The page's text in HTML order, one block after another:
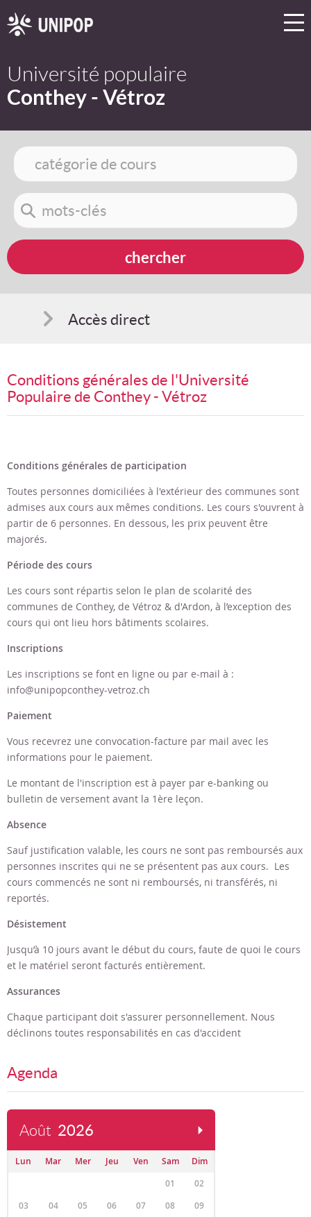
Université populaire
Conthey - Vétroz
Accès direct
Suggestions
Programme en PDF
Conditions générales de l'Université
Populaire de Conthey - Vétroz
Conditions générales de participation
Toutes personnes domiciliées à l'extérieur des communes sont
admises aux cours aux mêmes conditions. Les cours s'ouvrent à
partir de 6 personnes. En dessous, les prix peuvent être
majorés.
Période des cours
Les cours sont répartis selon le plan de scolarité des
communes de Conthey, de Vétroz & d'Ardon, à l’exception des
cours qui ont lieu hors bâtiments scolaires.
Inscriptions
Les inscriptions se font en ligne ou par e-mail à :
info@unipopconthey-vetroz.ch
Paiement
Vous recevrez une convocation-facture par mail avec les
informations pour le paiement.
Le montant de l'inscription est à payer par e-banking ou
bulletin de versement avant la 1ère leçon.
Absence
Sauf justification valable, les cours ne sont pas remboursés aux
personnes inscrites qui ne se présentent pas aux cours. Les
cours commencés ne sont ni remboursés, ni transférés, ni
reportés.
Désistement
Jusqu’à 10 jours avant le début du cours, faute de quoi le cours
et le matériel seront facturés entièrement.
Assurances
Chaque participant doit s'assurer personnellement. Nous
déclinons toutes responsabilités en cas d'accident
Agenda
Août 2026
Lun Mar Mer Jeu Ven Sam
Dim
01
02
03
04 05 06 07 08
09